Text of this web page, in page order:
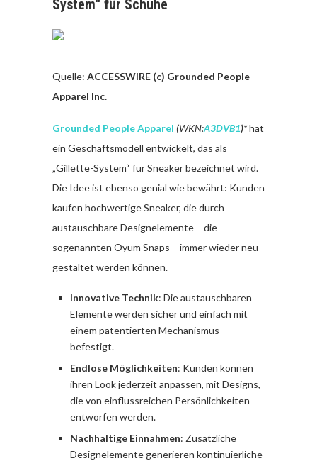
System“ für Schuhe
Quelle: ACCESSWIRE (c) Grounded People
Apparel Inc.
Grounded People Apparel (WKN:A3DVB1)*hat
ein Geschäftsmodell entwickelt, das als
„Gillette-System“ für Sneaker bezeichnet wird.
Die Idee ist ebenso genial wie bewährt: Kunden
kaufen hochwertige Sneaker, die durch
austauschbare Designelemente – die
sogenannten Oyum Snaps – immer wieder neu
gestaltet werden können.
Innovative Technik: Die austauschbaren
Elemente werden sicher und einfach mit
einem patentierten Mechanismus
befestigt.
Endlose Möglichkeiten: Kunden können
ihren Look jederzeit anpassen, mit Designs,
die von einflussreichen Persönlichkeiten
entworfen werden.
Nachhaltige Einnahmen: Zusätzliche
Designelemente generieren kontinuierliche